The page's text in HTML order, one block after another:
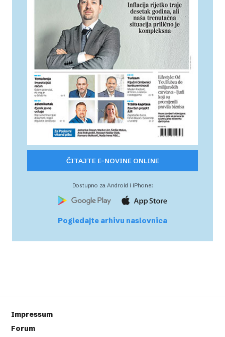
ČITAJTE E-NOVINE ONLINE
Dostupno za Android i iPhone:
Pogledajte arhivu naslovnica
Impressum
Forum